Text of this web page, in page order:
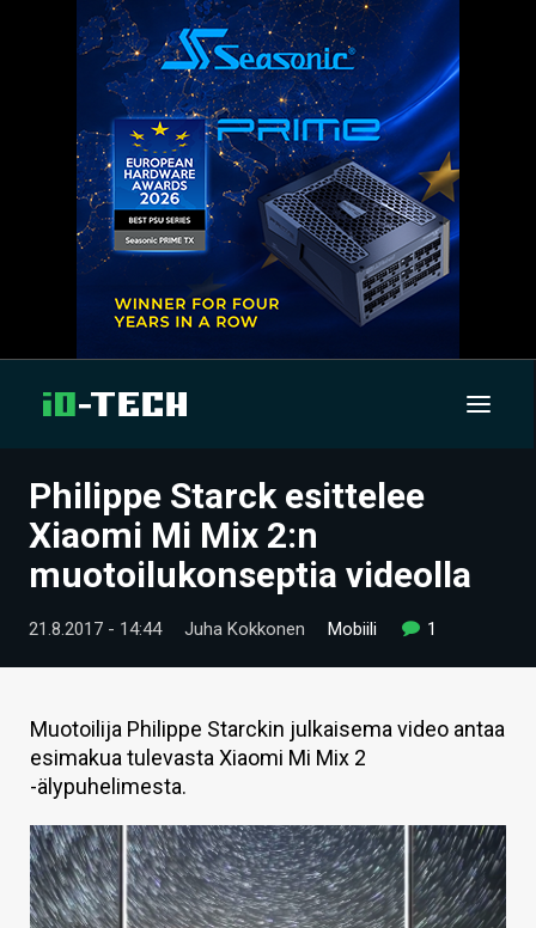
UUTISET
ARTIKKELIT
VIDEOT
TECHBBS
TIETOA
HINTA.FI
VAIHDA TEEMA
Philippe Starck esittelee
Xiaomi Mi Mix 2:n
muotoilukonseptia videolla
21.8.2017 - 14:44 Juha Kokkonen Mobiili 1
Muotoilija Philippe Starckin julkaisema video antaa
esimakua tulevasta Xiaomi Mi Mix 2
-älypuhelimesta.